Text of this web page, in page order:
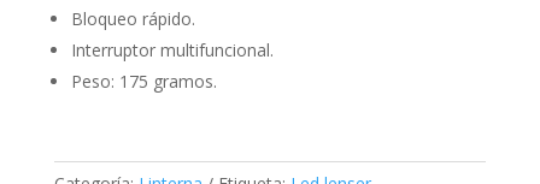
Bloqueo rápido.
Interruptor multifuncional.
Peso: 175 gramos.